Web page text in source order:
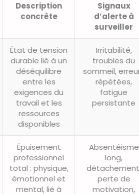
Description
concrète
Signaux
d’alerte à
surveiller
État de tension
durable lié à un
déséquilibre
entre les
exigences du
travail et les
ressources
disponibles
Irritabilité,
troubles du
sommeil,
répétées,
fatigue
persistante
Épuisement
professionnel
total : physique,
émotionnel et
mental, lié à
Absentéisme
long,
perte de
motivation,